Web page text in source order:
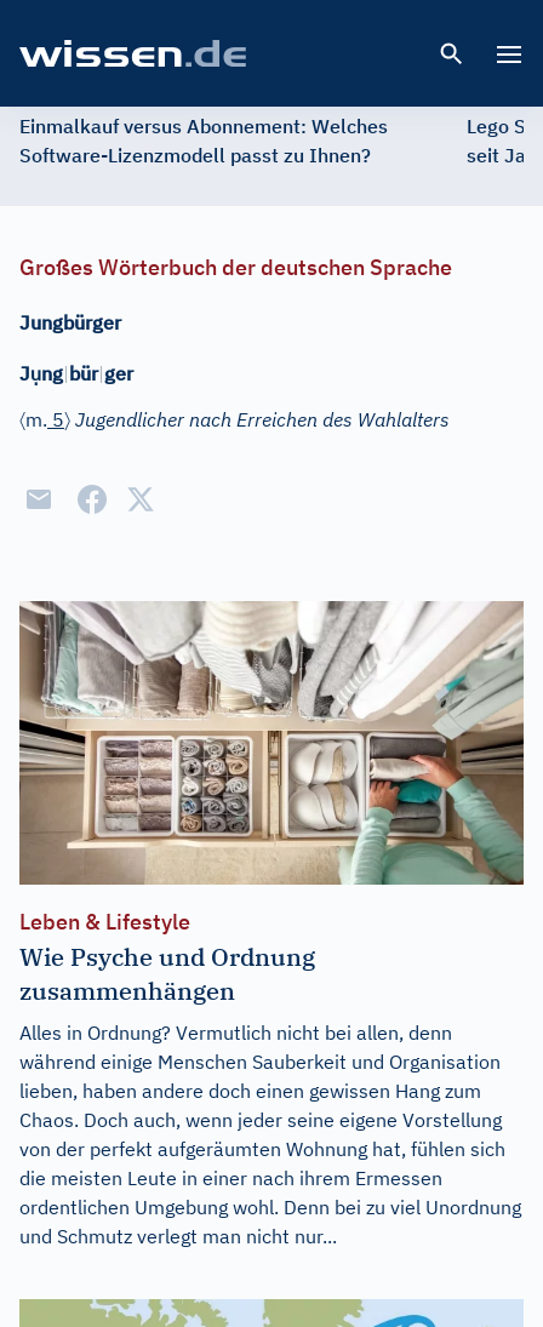
Einmalkauf versus Abonnement: Welches
Software-Lizenzmodell passt zu Ihnen?
Lego
seit
Großes Wörterbuch der deutschen Sprache
Jungbürger
Jụng|bür|ger
〈m. 5〉 Jugendlicher nach Erreichen des Wahlalters
Leben & Lifestyle
Wie Psyche und Ordnung
zusammenhängen
Alles in Ordnung? Vermutlich nicht bei allen, denn
während einige Menschen Sauberkeit und Organisation
lieben, haben andere doch einen gewissen Hang zum
Chaos. Doch auch, wenn jeder seine eigene Vorstellung
von der perfekt aufgeräumten Wohnung hat, fühlen sich
die meisten Leute in einer nach ihrem Ermessen
ordentlichen Umgebung wohl. Denn bei zu viel Unordnung
und Schmutz verlegt man nicht nur...